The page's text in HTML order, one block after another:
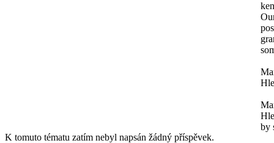
K tomuto tématu zatím nebyl napsán žádný příspěvek.
by